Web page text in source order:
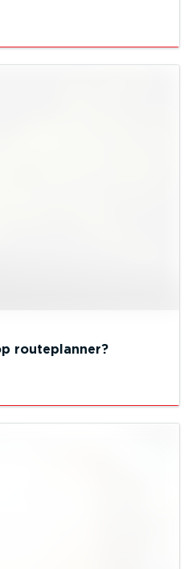
routeplanner?